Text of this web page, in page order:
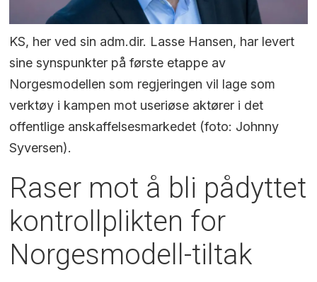
KS, her ved sin adm.dir. Lasse Hansen, har levert
sine synspunkter på første etappe av
Norgesmodellen som regjeringen vil lage som
verktøy i kampen mot useriøse aktører i det
offentlige anskaffelsesmarkedet (foto: Johnny
Syversen).
Raser mot å bli pådyttet
kontrollplikten for
Norgesmodell-tiltak